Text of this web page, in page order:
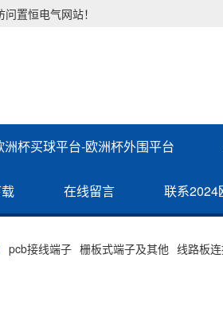
置恒电气网站！
洲杯买球平台-欧洲杯外围平台
在线留言 联系2024
pcb接线端子 栅板式端子及其他 线路板